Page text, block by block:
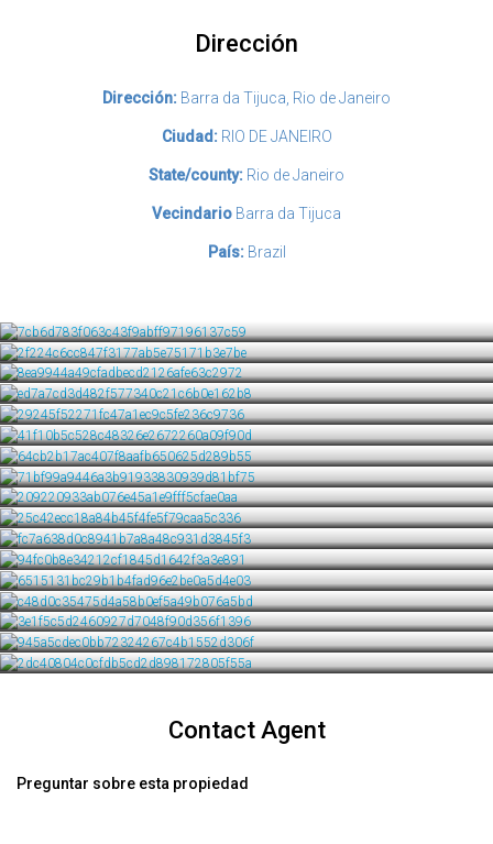
Dirección
Dirección: Barra da Tijuca, Rio de Janeiro
Ciudad:RIO DE JANEIRO
State/county: Rio de Janeiro
Vecindario Barra da Tijuca
País:Brazil
Contact Agent
Preguntar sobre esta propiedad